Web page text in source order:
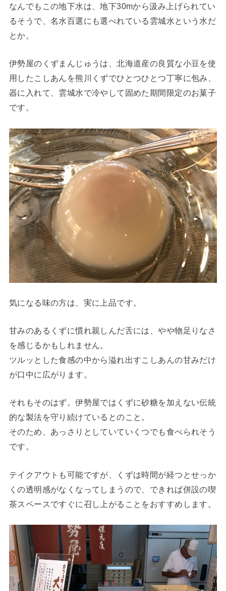
なんでもこの地下水は、地下30mから汲み上げられてい
るそうで、名水百選にも選べれている雲城水という水だ
とか。
伊勢屋のくずまんじゅうは、北海道産の良質な小豆を使
用したこしあんを熊川くずでひとつひとつ丁寧に包み、
器に入れて、雲城水で冷やして固めた期間限定のお菓子
です。
気になる味の方は、実に上品です。
甘みのあるくずに慣れ親しんだ舌には、やや物足りなさ
を感じるかもしれません。
ツルッとした食感の中から溢れ出すこしあんの甘みだけ
が口中に広がります。
それもそのはず。伊勢屋ではくずに砂糖を加えない伝統
的な製法を守り続けているとのこと。
そのため、あっさりとしていていくつでも食べられそう
です。
テイクアウトも可能ですが、くずは時間が経つとせっか
くの透明感がなくなってしまうので、できれば併設の喫
茶スペースですぐに召し上がることをおすすめします。